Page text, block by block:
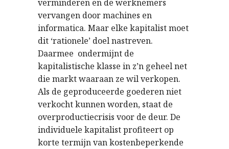
verminderen en de werknemers
vervangen door machines en
informatica. Maar elke kapitalist moet
dit ‘rationele’ doel nastreven.
Daarmee ondermijnt de
kapitalistische klasse in z’n geheel net
die markt waaraan ze wil verkopen.
Als de geproduceerde goederen niet
verkocht kunnen worden, staat de
overproductiecrisis voor de deur. De
individuele kapitalist profiteert op
korte termijn van kostenbeperkende